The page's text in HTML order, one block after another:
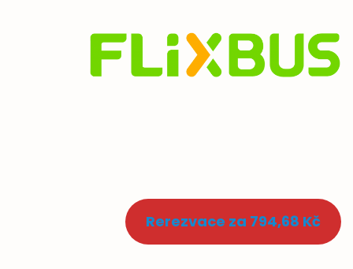
Rerezvace za 794,68 Kč